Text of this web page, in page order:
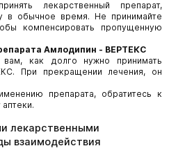
лекарственный препарат,
в обычное время. Не принимайте
компенсировать пропущенную
Амлодипин - ВЕРТЕКС
как долго нужно принимать
При прекращении лечения, он
препарата, обратитесь к
лекарственными
взаимодействия